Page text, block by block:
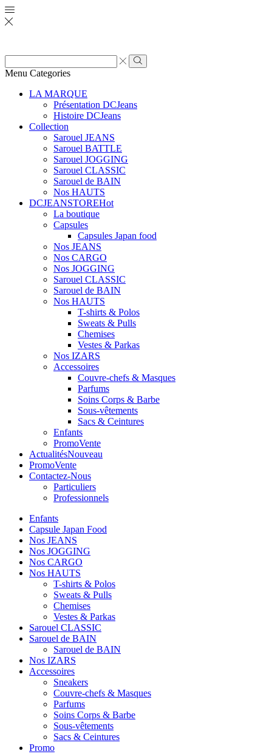
Zone
de
Rechercher
Menu Categories
LA MARQUE
Présentation DCJeans
Histoire DCJeans
Collection
Sarouel JEANS
Sarouel BATTLE
Sarouel JOGGING
Sarouel CLASSIC
Sarouel de BAIN
Nos HAUTS
DCJEANSTOREHot
La boutique
Capsules
Capsules Japan food
Nos JEANS
Nos CARGO
Nos JOGGING
Sarouel CLASSIC
Sarouel de BAIN
Nos HAUTS
T-shirts & Polos
Sweats & Pulls
Chemises
Vestes & Parkas
Nos IZARS
Accessoires
Couvre-chefs & Masques
Parfums
Soins Corps & Barbe
Sous-vêtements
Sacs & Ceintures
Enfants
PromoVente
ActualitésNouveau
PromoVente
Contactez-Nous
Particuliers
Professionnels
Enfants
Capsule Japan Food
Nos JEANS
Nos JOGGING
Nos CARGO
Nos HAUTS
T-shirts & Polos
Sweats & Pulls
Chemises
Vestes & Parkas
Sarouel CLASSIC
Sarouel de BAIN
Sarouel de BAIN
Nos IZARS
Accessoires
Sneakers
Couvre-chefs & Masques
Parfums
Soins Corps & Barbe
Sous-vêtements
Sacs & Ceintures
Promo